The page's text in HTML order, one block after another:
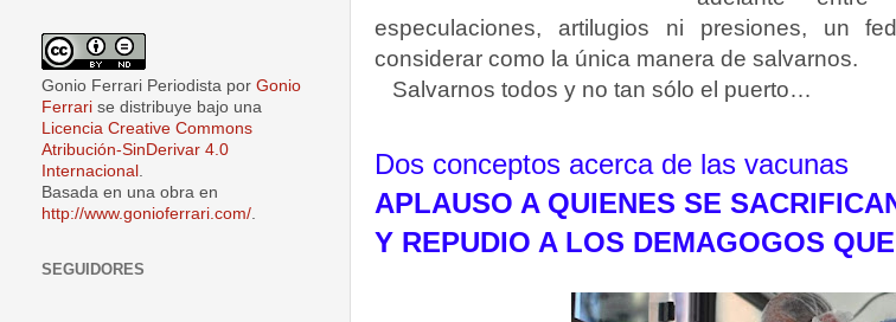
especulaciones, artilugios ni presiones, un
considerar como la única manera de salvarnos.
Salvarnos todos y no tan sólo el puerto…
Dos conceptos acerca de las vacunas
APLAUSO A QUIENES SE
Y REPUDIO A LOS DEMAGOGOS
Gonio Ferrari Periodista por Gonio
Ferrari se distribuye bajo una
Licencia Creative Commons
Atribución-SinDerivar 4.0
Internacional
Basada en una obra en
http://www.gonioferrari.com/
SEGUIDORES